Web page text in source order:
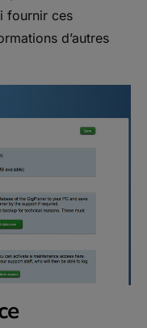
fournir ces
d’autres